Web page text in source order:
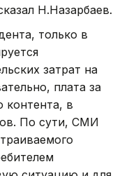
Н.Назарбаев.
только в
затрат на
плата за
контента, в
По сути, СМИ